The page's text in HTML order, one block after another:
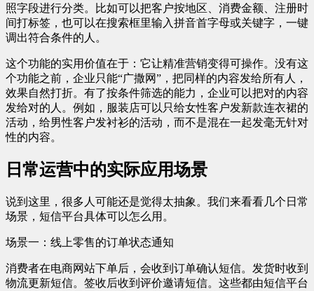
照字段进行分类。比如可以把客户按地区、消费金额、注册时
间打标签，也可以在搜索框里输入拼音首字母或关键字，一键
调出符合条件的人。
这个功能的实用价值在于：它让精准营销变得可操作。没有这
个功能之前，企业只能“广撒网”，把同样的内容发给所有人，
效果自然打折。有了按条件筛选的能力，企业可以把对的内容
发给对的人。例如，服装店可以只给女性客户发新款连衣裙的
活动，给男性客户发衬衫的活动，而不是混在一起发毫无针对
性的内容。
日常运营中的实际应用场景
说到这里，很多人可能还是觉得太抽象。我们来看看几个日常
场景，短信平台具体可以怎么用。
场景一：线上零售的订单状态通知
消费者在电商网站下单后，会收到订单确认短信。发货时收到
物流更新短信。签收后收到评价邀请短信。这些都由短信平台